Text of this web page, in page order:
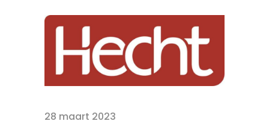
28 maart 2023